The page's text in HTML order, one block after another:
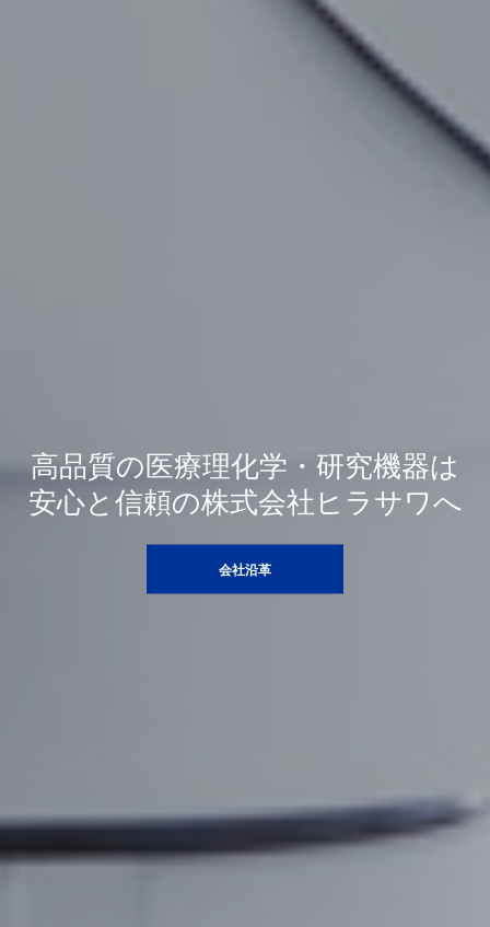
高品質の医療理化学・研究機器は
安心と信頼の株式会社ヒラサワへ
会社沿革